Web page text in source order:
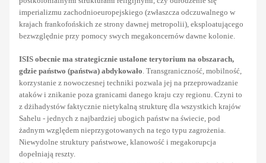
imperializmu zachodnioeuropejskiego (zwłaszcza odczuwalnego w
krajach frankofońskich ze strony dawnej metropolii), eksploatującego
bezwzględnie przy pomocy swych megakoncernów dawne kolonie.
ISIS obecnie ma strategicznie ustalone terytorium na obszarach,
gdzie państwo (państwa) abdykowało. Transgraniczność, mobilność,
korzystanie z nowoczesnej techniki pozwala jej na przeprowadzanie
ataków i znikanie poza granicami danego kraju czy regionu. Czyni to
z dżihadystów faktycznie nietykalną strukturę dla wszystkich krajów
Sahelu - jednych z najbardziej ubogich państw na świecie, pod
żadnym względem nieprzygotowanych na tego typu zagrożenia.
Niewydolne struktury państwowe, klanowość i megakorupcja
dopełniają reszty.